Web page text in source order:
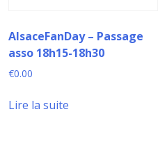
AlsaceFanDay – Passage
asso 18h15-18h30
€0.00
Lire la suite